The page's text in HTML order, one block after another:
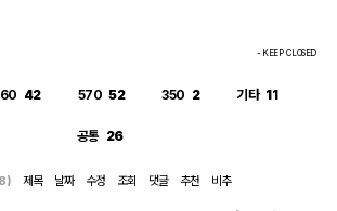
- KEEP CLOSED
42 570 52 350 2 기타 11
공통 26
제목 날짜 수정 조회 댓글 추천 비추